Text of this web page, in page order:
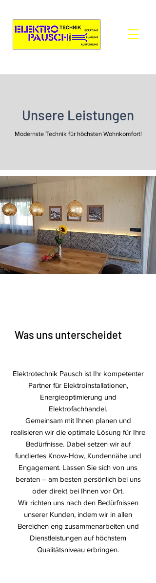
Unsere Leistungen
Modernste Technik für höchsten Wohnkomfort!
Was uns unterscheidet
Elektrotechnik Pausch ist Ihr kompetenter
Partner für Elektroinstallationen,
Energieoptimierung und
Elektrofachhandel.
Gemeinsam mit Ihnen planen und
realisieren wir die optimale Lösung für Ihre
Bedürfnisse. Dabei setzen wir auf
fundiertes Know-How, Kundennähe und
Engagement. Lassen Sie sich von uns
beraten – am besten persönlich bei uns
oder direkt bei Ihnen vor Ort.
Wir richten uns nach den Bedürfnissen
unserer Kunden, indem wir in allen
Bereichen eng zusammenarbeiten und
Dienstleistungen auf höchstem
Qualitätsniveau erbringen.